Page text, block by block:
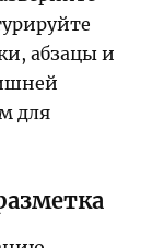
абзацы и
для